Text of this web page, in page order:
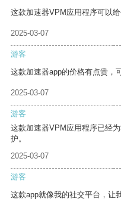
这款加速器VPM应用程序可以
2025-03-07
游客
这款加速器app的价格有点贵，
2025-03-07
游客
这款加速器VPM应用程序已经
护。
2025-03-07
游客
这款app就像我的社交平台，让